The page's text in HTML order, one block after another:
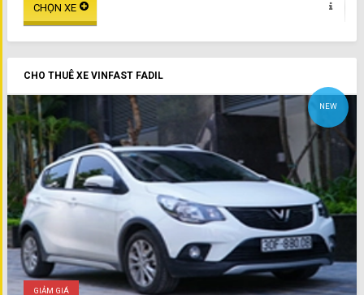
CHO THUÊ XE VINFAST FADIL
NEW
GIẢM GIÁ